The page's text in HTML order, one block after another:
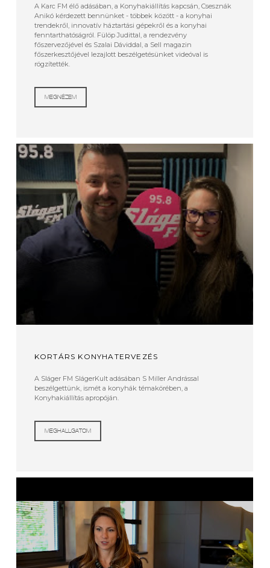
A Karc FM élő adásában, a Konyhakiállítás kapcsán, Csesznák
Anikó kérdezett bennünket - többek között - a konyhai
trendekről, innovatív háztartási gépekről és a konyhai
fenntarthatóságról. Fülöp Judittal, a rendezvény
főszervezőjével és Szalai Dáviddal, a Sell magazin
főszerkesztőjével lezajlott beszélgetésünket videóval is
rögzítették.
MEGNÉZEM
KORTÁRS KONYHATERVEZÉS
A Sláger FM SlágerKult adásában S Miller Andrással
beszélgettünk, ismét a konyhák témakörében, a
Konyhakiállítás apropóján.
MEGHALLGATOM